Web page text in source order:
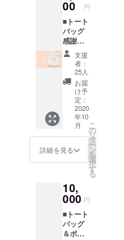
ことは
ありま
せん。
お送り
させて
いただ
きま
す。 ・
お礼の
おてが
み ・ポ
スト
カード1
点 ・ス
テッ
カー ・
コース
ター ※
ご指定
ていた
だきま
す。 ※
送付以
外の目
的で使
00 円
■トート
バッグ
感謝の
気持ち
を込め
て、
トート
バッグ
をお送
りさせ
ていた
だきま
す。 ・
お礼の
おてが
み ・
バッグ
※ご指定
の住所
へお送
りさせ
ていた
支援
者：
25人
お届
け予
定：
2020
年10
月
詳細を見る
こ
の
リ
タ
ー
ン
を
選
択
す
る
10,
000 円
■トート
バッグ
＆ポス